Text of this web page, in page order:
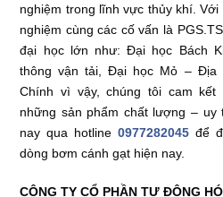
nghiệm trong lĩnh vực thủy khí.
nghiệm cùng các cố vấn là
đại học lớn như: Đại học Bách
thông vận tải, Đại học Mỏ – Địa
Chính vì vậy, chúng tôi cam kết
những sản phẩm chất lượng – uy
nay qua hotline 0977282045để
dòng bơm cánh gạt hiện nay.
CÔNG TY CỔ PHẦN TỰ ĐỘNG